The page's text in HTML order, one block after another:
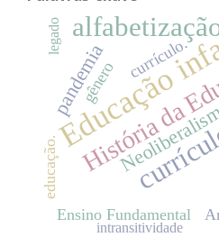
Educação
História da
pandemia currículo.
Ensino Fundamental
gênero
educação.
intransitividade
legado